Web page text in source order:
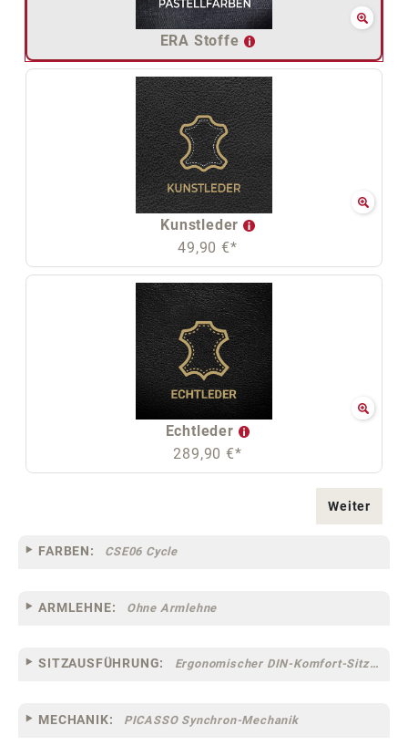
ERA Stoffe
Kunstleder
49,90 €*
Echtleder
289,90 €*
Weiter
FARBEN: CSE06 Cycle
ARMLEHNE: Ohne Armlehne
SITZAUSFÜHRUNG: Ergonomischer DIN-Komfort-Sitz [75]
MECHANIK: PICASSO Synchron-Mechanik